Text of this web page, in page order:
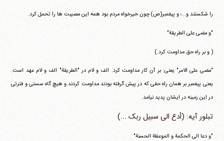
را شکستند و...؛ و پیغمبر(ص) چون خیرخواه مردم بود همه این مصیبت ها را تحمل کرد.
"و مضی علی الطریقة"
( و بر راه حق مداومت کرد.)
"مضی علی الامر" یعنی: بر آن کار مداومت کرد. الف و لام در "الطریقة" الف و لام عهد است.
یعنی پیغمبر بر همان راه حقی که در پیش گرفته بودند مداومت کردند و هیچ گاه سستی و فترتی
در این زمینه در ایشان پدید نیامد.
تبلور آیه: (أدع الی سبیل ربک ...)
"و دعا الی الحکمة و الموعظة الحسنة"